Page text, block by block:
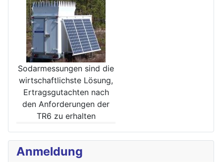
Sodarmessungen sind die
wirt­schaftlichste Lösung,
Ertrags­gutachten nach
den Anforde­rungen der
TR6 zu erhalten
Anmeldung